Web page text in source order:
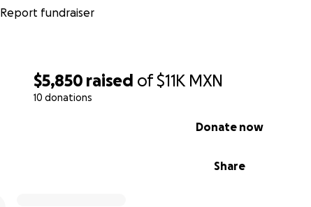
$5,850 raised of$11K MXN
10 donations
Share
Donate now
Report fundraiser